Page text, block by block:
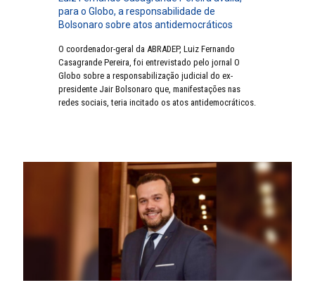
para o Globo, a responsabilidade de
Bolsonaro sobre atos antidemocráticos
O coordenador-geral da ABRADEP, Luiz Fernando
Casagrande Pereira, foi entrevistado pelo jornal O
Globo sobre a responsabilização judicial do ex-
presidente Jair Bolsonaro que, manifestações nas
redes sociais, teria incitado os atos antidemocráticos.